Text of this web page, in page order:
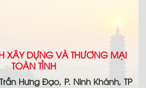
XÂY DỰNG VÀ THƯƠNG MẠI
TOÀN TỈNH
Hưng Đạo, P. Ninh Khánh, TP